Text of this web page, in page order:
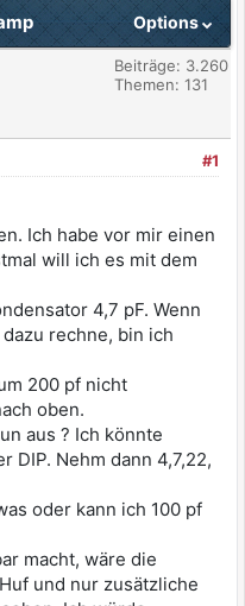
Options
Beiträge: 3.260
Themen: 131
#1
Ich habe vor mir einen
will ich es mit dem
4,7 pF. Wenn
rechne, bin ich
200 pf nicht
oben.
aus ? Ich könnte
DIP. Nehm dann 4,7,22,
oder kann ich 100 pf
macht, wäre die
und nur zusätzliche